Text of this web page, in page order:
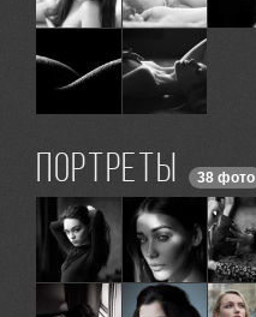
Портреты 38 фото